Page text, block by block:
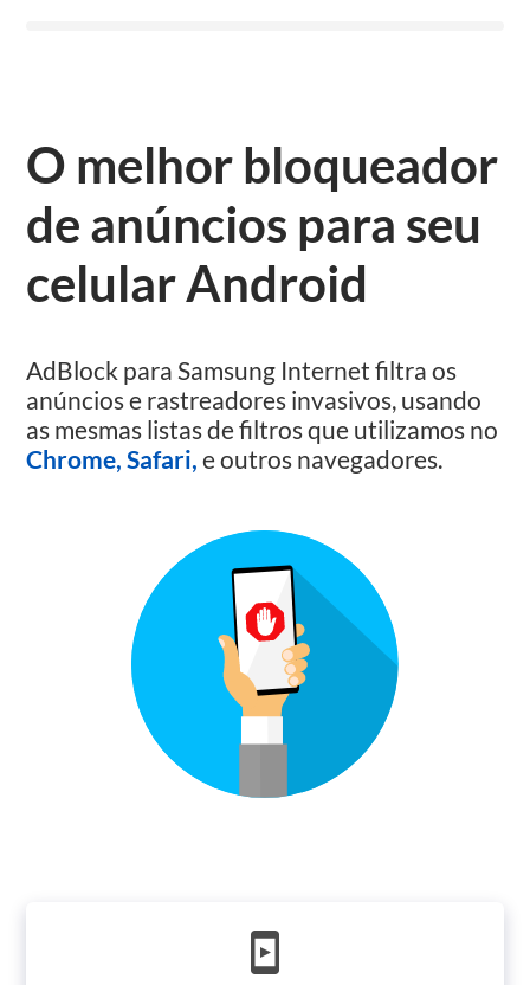
O melhor bloqueador
de anúncios para seu
celular Android
AdBlock para Samsung Internet filtra os
anúncios e rastreadores invasivos, usando
as mesmas listas de filtros que utilizamos no
Chrome, Safari, e outros navegadores.